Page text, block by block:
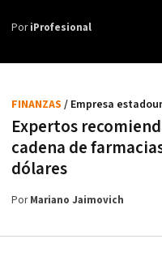
PoriProfesional
Expertos
cadena de
dólares
FINANZAS / Empresa
PorMariano Jaimovich